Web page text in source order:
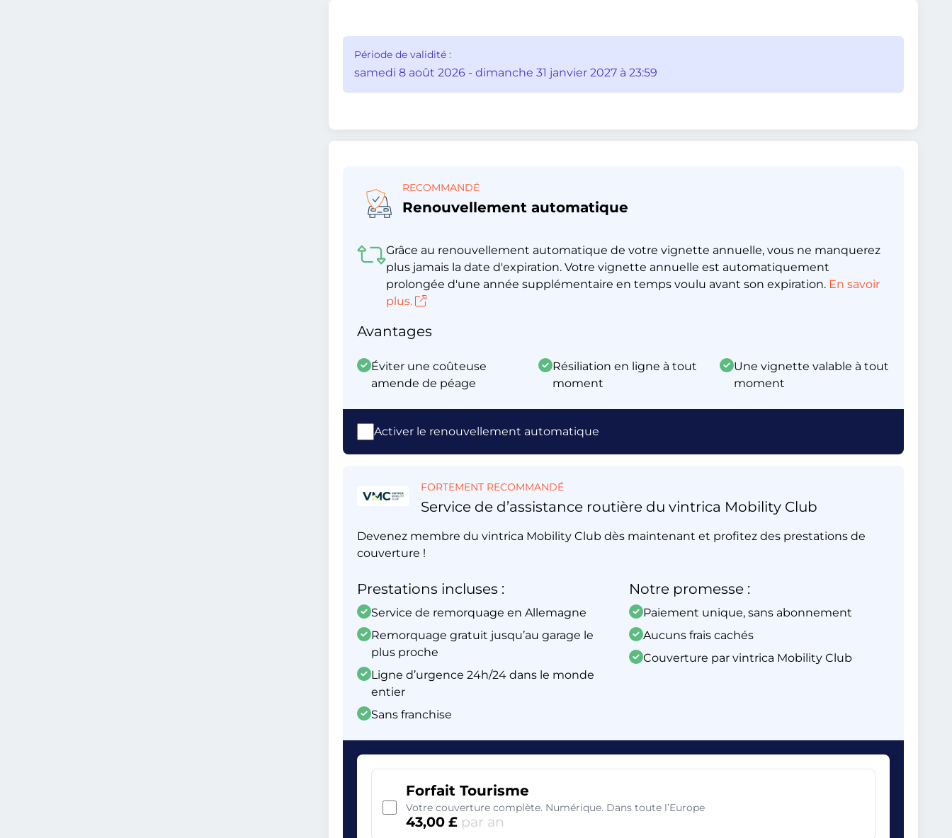
Période de validité :
samedi 8 août 2026 - dimanche 31 janvier 2027 à 23:59
RECOMMANDÉ
Renouvellement automatique
Grâce au renouvellement automatique de votre vignette annuelle, vous ne manquerez
plus jamais la date d'expiration. Votre vignette annuelle est automatiquement
prolongée d'une année supplémentaire en temps voulu avant son expiration. En savoir
plus.
Avantages
Éviter une coûteuse
amende de péage
Résiliation en ligne à tout
moment
Une vignette valable à tout
moment
Activer le renouvellement automatique
FORTEMENT RECOMMANDÉ
Service de d’assistance routière du vintrica Mobility Club
Devenez membre du vintrica Mobility Club dès maintenant et profitez des prestations de
couverture !
Prestations incluses :
Service de remorquage en Allemagne
Remorquage gratuit jusqu’au garage le
plus proche
Ligne d’urgence 24h/24 dans le monde
entier
Sans franchise
Notre promesse :
Paiement unique, sans abonnement
Aucuns frais cachés
Couverture par vintrica Mobility Club
Forfait Tourisme
Votre couverture complète. Numérique. Dans toute l’Europe
43,00 £ par an